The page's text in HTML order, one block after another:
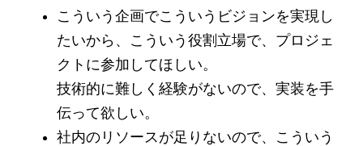
こういう企画でこういうビジョンを実現し
たいから、こういう役割立場で、プロジェ
クトに参加してほしい。
技術的に難しく経験がないので、実装を手
伝って欲しい。
社内のリソースが足りないので、こういう